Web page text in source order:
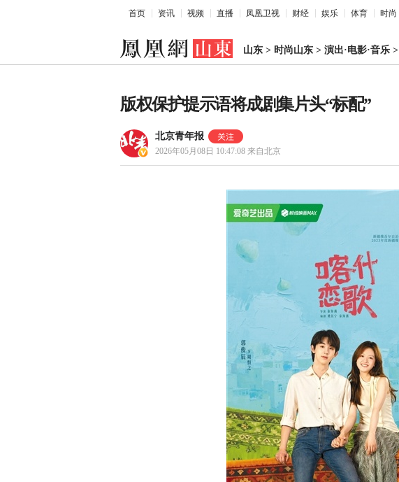
首页 资讯 视频 直播 凤凰卫视 财经 娱乐 体育 时尚
山东 > 时尚山东 > 演出·电影·音乐 >
版权保护提示语将成剧集片头“标配”
北京青年报
2026年05月08日 10:47:08 来自北京